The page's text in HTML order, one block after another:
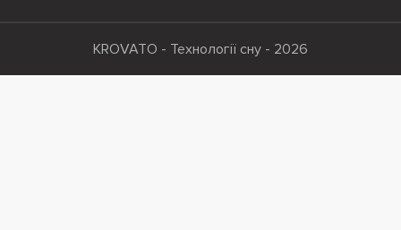
KROVATO - Технології сну - 2026